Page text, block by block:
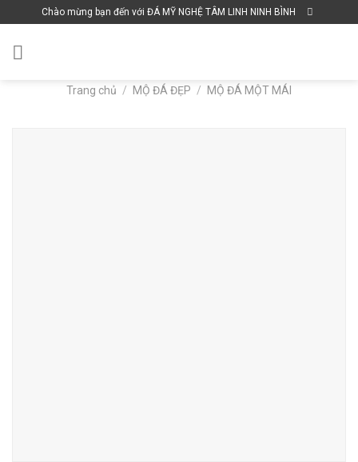
to
content
Chào mừng bạn đến với ĐÁ MỸ NGHỆ TÂM LINH NINH BÌNH
Trang chủ / MỘ ĐÁ ĐẸP / MỘ ĐÁ MỘT MÁI